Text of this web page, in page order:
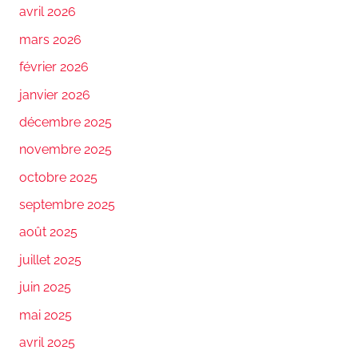
avril 2026
mars 2026
février 2026
janvier 2026
décembre 2025
novembre 2025
octobre 2025
septembre 2025
août 2025
juillet 2025
juin 2025
mai 2025
avril 2025